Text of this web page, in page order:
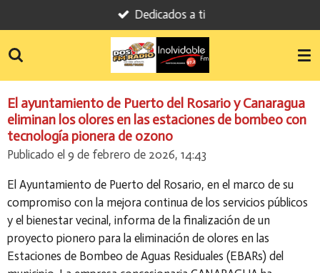
al
contenido
Dedicados a ti
El ayuntamiento de Puerto del Rosario y Canaragua
eliminan los olores en las estaciones de bombeo con
tecnología pionera de ozono
Publicado el 9 de febrero de 2026, 14:43
El Ayuntamiento de Puerto del Rosario, en el marco de su
compromiso con la mejora continua de los servicios públicos
y el bienestar vecinal, informa de la finalización de un
proyecto pionero para la eliminación de olores en las
Estaciones de Bombeo de Aguas Residuales (EBARs) del